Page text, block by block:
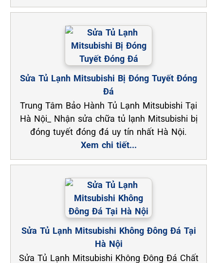
Sửa Tủ Lạnh Mitsubishi Bị Đóng Tuyết Đóng
Đá
Trung Tâm Bảo Hành Tủ Lạnh Mitsubishi Tại
Hà Nội_ Nhận sửa chữa tủ lạnh Mitsubishi bị
đóng tuyết đóng đá uy tín nhất Hà Nội.
Xem chi tiết...
Sửa Tủ Lạnh Mitsubishi Không Đông Đá Tại
Hà Nội
Sửa Tủ Lạnh Mitsubishi Không Đông Đá Chất